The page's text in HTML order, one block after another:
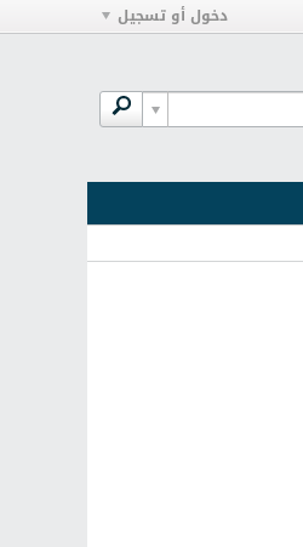
دخول أو تسجيل